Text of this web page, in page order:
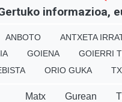
informazioa,
ANBOTO ANTXETA
GOIENA GOIERRI
ORIO GUKA
Matx Gurean